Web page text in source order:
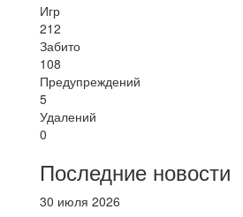
Игр
212
Забито
108
Предупреждений
5
Удалений
0
Последние новости
30 июля 2026